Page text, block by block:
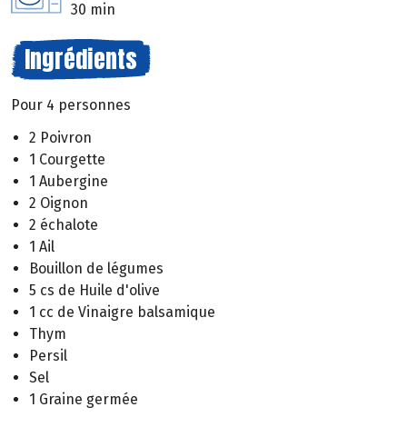
30 min
Ingrédients
Pour 4 personnes
2 Poivron
1 Courgette
1 Aubergine
2 Oignon
2 échalote
1 Ail
Bouillon de légumes
5 cs de Huile d'olive
1 cc de Vinaigre balsamique
Thym
Persil
Sel
1 Graine germée